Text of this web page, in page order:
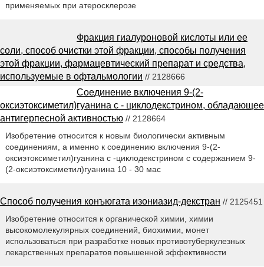
применяемых при атеросклерозе
Фракция гиалуроновой кислоты или ее
соли, способ очистки этой фракции, способы получения
этой фракции, фармацевтический препарат и средства,
используемые в офтальмологии // 2128666
Соединение включения 9-(2-
оксиэтоксиметил)гуанина с - циклодекстрином, обладающее
антигерпесной активностью // 2128664
Изобретение относится к новым биологически активным
соединениям, а именно к соединению включения 9-(2-
оксиэтоксиметил)гуанина с -циклодекстрином с содержанием 9-
(2-оксиэтоксиметил)гуанина 10 - 30 мас
Способ получения конъюгата изониазид-декстран // 2125451
Изобретение относится к органической химии, химии
выcoкoмoлeкуляpных соединений, биохимии, монет
использоваться при разработке новых противотуберкулезных
лекарственных препаратов повышенной эффективности